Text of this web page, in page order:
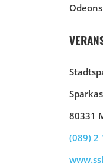
80331
(089) 2